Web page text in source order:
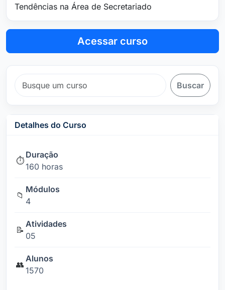
Tendências na Área de Secretariado
Acessar curso
Buscar
Detalhes do Curso
⏱️
Duração
160 horas
📁
Módulos
4
📝
Atividades
05
👥
Alunos
1570